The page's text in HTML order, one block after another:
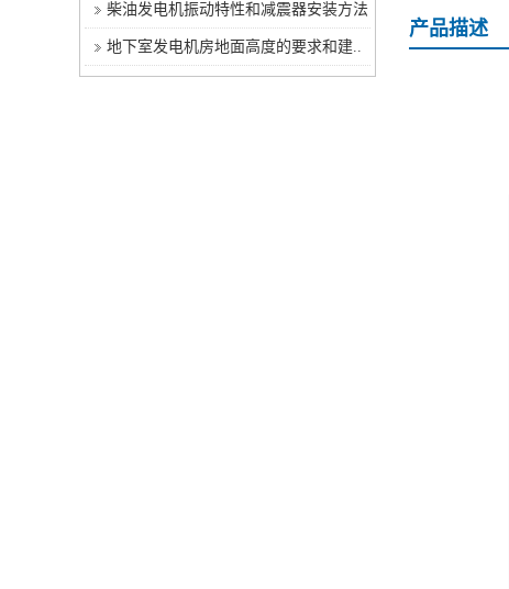
产品描述
柴油发电机振动特性和减震器安装方法
地下室发电机房地面高度的要求和建..